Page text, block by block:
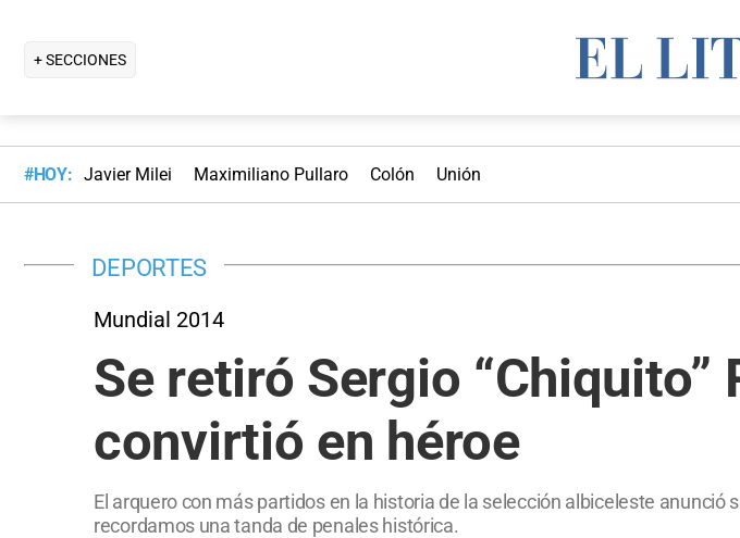
+ SECCIONES
#HOY: Javier Milei Maximiliano Pullaro Colón Unión
DEPORTES
Mundial 2014
Se retiró Sergio “Chiquito”
convirtió en héroe
El arquero con más partidos en la historia de la selección albiceleste
recordamos una tanda de penales histórica.